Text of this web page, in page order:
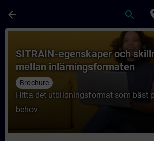
arrow_back search
Course - SITRAIN-
SITRAIN-egenskaper och
mellan inlärningsformaten
Brochure
Hitta det utbildningsformat som bäst
behov